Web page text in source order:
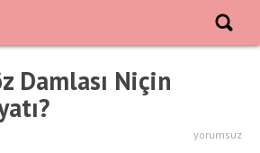
Damlası Niçin
yorumsuz